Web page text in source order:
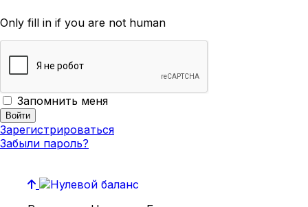
Only fill in if you are not human
Запомнить меня
Зарегистрироваться
Забыли пароль?